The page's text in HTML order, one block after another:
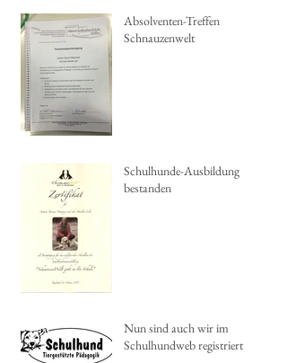
Absolventen-Treffen
Schnauzenwelt
Schulhunde-Ausbildung
bestanden
Nun sind auch wir im
Schulhundweb registriert